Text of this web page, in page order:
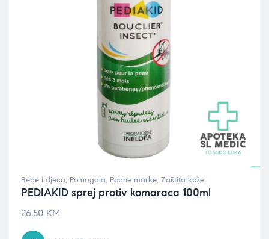
Bebe i djeca, Pomagala, Robne marke, Zaštita kože
PEDIAKID sprej protiv komaraca 100ml
26.50 KM